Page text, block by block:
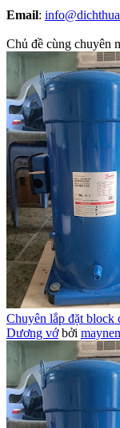
Email:
Chủ đề cùng chuyên
Chuyên lắp đặt
Dương vớ bởi